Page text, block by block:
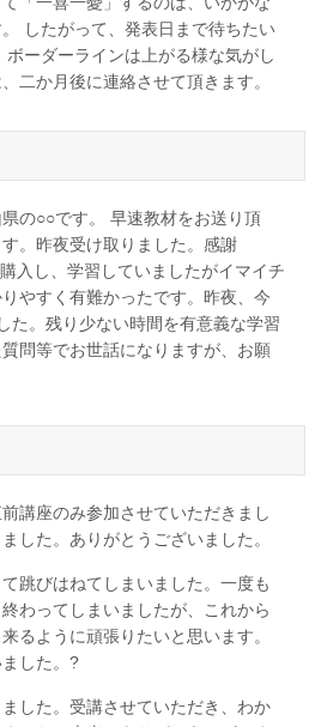
したがって、発表日まで待ちたい
ボーダーラインは上がる様な気がし
二か月後に連絡させて頂きます。
の○○です。 早速教材をお送り頂
。昨夜受け取りました。感謝
入し、学習していましたがイマイチ
やすく有難かったです。昨夜、今
た。残り少ない時間を有意義な学習
問等でお世話になりますが、お願
講座のみ参加させていただきまし
した。ありがとうございました。
跳びはねてしまいました。一度も
わってしまいましたが、これから
るように頑張りたいと思います。
した。?
した。受講させていただき、わか